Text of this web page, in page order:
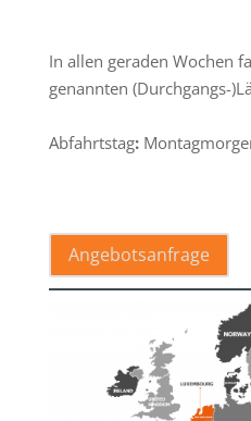
In allen geraden Wochen
genannten (Durchgangs-
Abfahrtstag:
Angebotsanfrage